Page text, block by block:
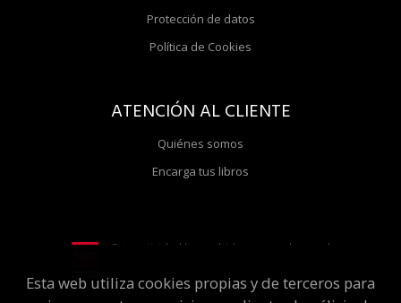
Protección de datos
Política de Cookies
ATENCIÓN AL CLIENTE
Quiénes somos
Encarga tus libros
Esta actividad ha recibido una ayuda para la
Esta web utiliza cookies propias y de terceros para